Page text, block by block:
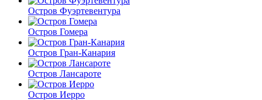
Остров Фуэртевентура
Остров Гомера
Остров Гран-Канария
Остров Лансароте
Остров Иерро